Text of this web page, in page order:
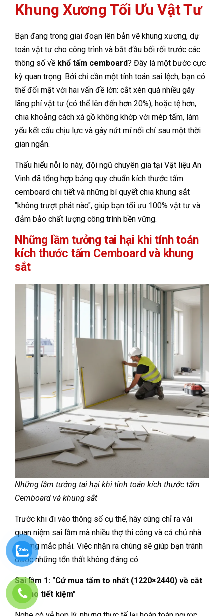
Khung Xương Tối Ưu Vật Tư
Bạn đang trong giai đoạn lên bản vẽ khung xương, dự
toán vật tư cho công trình và bắt đầu bối rối trước các
thông số về khổ tấm cemboard? Đây là một bước cực
kỳ quan trọng. Bởi chỉ cần một tính toán sai lệch, bạn có
thể đối mặt với hai vấn đề lớn: cắt xén quá nhiều gây
lãng phí vật tư (có thể lên đến hơn 20%), hoặc tệ hơn,
chia khoảng cách xà gồ không khớp với mép tấm, làm
yếu kết cấu chịu lực và gây nứt mí nối chỉ sau một thời
gian ngắn.
Thấu hiểu nỗi lo này, đội ngũ chuyên gia tại Vật liệu An
Vinh đã tổng hợp bảng quy chuẩn kích thước tấm
cemboard chi tiết và những bí quyết chia khung sắt
"không trượt phát nào", giúp bạn tối ưu 100% vật tư và
đảm bảo chất lượng công trình bền vững.
Những lầm tưởng tai hại khi tính toán
kích thước tấm Cemboard và khung
sắt
Những lầm tưởng tai hại khi tính toán kích thước tấm
Cemboard và khung sắt
Trước khi đi vào thông số cụ thể, hãy cùng chỉ ra vài
quan niệm sai lầm mà nhiều thợ thi công và cả chủ nhà
thường mắc phải. Việc nhận ra chúng sẽ giúp bạn tránh
được những tổn thất không đáng có.
Sai lầm 1: "Cứ mua tấm to nhất (1220×2440) về cắt
ra cho tiết kiệm"